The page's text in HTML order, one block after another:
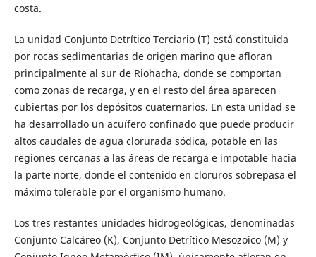
costa.
La unidad Conjunto Detrítico Terciario (T) está constituida
por rocas sedimentarias de origen marino que afloran
principalmente al sur de Riohacha, donde se comportan
como zonas de recarga, y en el resto del área aparecen
cubiertas por los depósitos cuaternarios. En esta unidad se
ha desarrollado un acuífero confinado que puede producir
altos caudales de agua clorurada sódica, potable en las
regiones cercanas a las áreas de recarga e impotable hacia
la parte norte, donde el contenido en cloruros sobrepasa el
máximo tolerable por el organismo humano.
Los tres restantes unidades hidrogeológicas, denominadas
Conjunto Calcáreo (K), Conjunto Detrítico Mesozoico (M) y